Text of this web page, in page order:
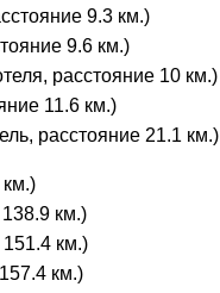
9.3 км.)
9.6 км.)
расстояние 10 км.)
11.6 км.)
расстояние 21.1 км.)
138.9 км.)
км.)
км.)